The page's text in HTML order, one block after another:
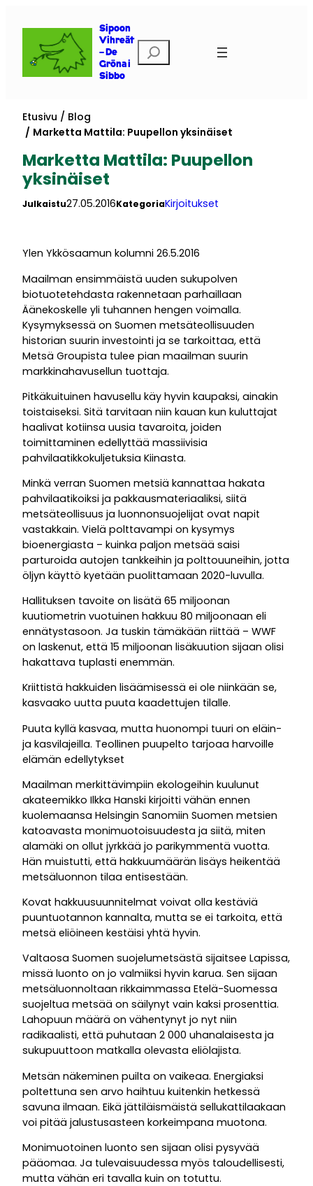
sisältöön
Sipoon
Vihreät
– De
Gröna i
Sibbo
Etsi
Etusivu
Blog
Marketta Mattila: Puupellon yksinäiset
Marketta Mattila: Puupellon
yksinäiset
Julkaistu27.05.2016KategoriaKirjoitukset
Ylen Ykkösaamun kolumni 26.5.2016
Maailman ensimmäistä uuden sukupolven
biotuotetehdasta rakennetaan parhaillaan
Äänekoskelle yli tuhannen hengen voimalla.
Kysymyksessä on Suomen metsäteollisuuden
historian suurin investointi ja se tarkoittaa, että
Metsä Groupista tulee pian maailman suurin
markkinahavusellun tuottaja.
Pitkäkuituinen havusellu käy hyvin kaupaksi, ainakin
toistaiseksi. Sitä tarvitaan niin kauan kun kuluttajat
haalivat kotiinsa uusia tavaroita, joiden
toimittaminen edellyttää massiivisia
pahvilaatikkokuljetuksia Kiinasta.
Minkä verran Suomen metsiä kannattaa hakata
pahvilaatikoiksi ja pakkausmateriaaliksi, siitä
metsäteollisuus ja luonnonsuojelijat ovat napit
vastakkain. Vielä polttavampi on kysymys
bioenergiasta – kuinka paljon metsää saisi
parturoida autojen tankkeihin ja polttouuneihin, jotta
öljyn käyttö kyetään puolittamaan 2020-luvulla.
Hallituksen tavoite on lisätä 65 miljoonan
kuutiometrin vuotuinen hakkuu 80 miljoonaan eli
ennätystasoon. Ja tuskin tämäkään riittää – WWF
on laskenut, että 15 miljoonan lisäkuution sijaan olisi
hakattava tuplasti enemmän.
Kriittistä hakkuiden lisäämisessä ei ole niinkään se,
kasvaako uutta puuta kaadettujen tilalle.
Puuta kyllä kasvaa, mutta huonompi tuuri on eläin-
ja kasvilajeilla. Teollinen puupelto tarjoaa harvoille
elämän edellytykset
Maailman merkittävimpiin ekologeihin kuulunut
akateemikko Ilkka Hanski kirjoitti vähän ennen
kuolemaansa Helsingin Sanomiin Suomen metsien
katoavasta monimuotoisuudesta ja siitä, miten
alamäki on ollut jyrkkää jo parikymmentä vuotta.
Hän muistutti, että hakkuumäärän lisäys heikentää
metsäluonnon tilaa entisestään.
Kovat hakkuusuunnitelmat voivat olla kestäviä
puuntuotannon kannalta, mutta se ei tarkoita, että
metsä eliöineen kestäisi yhtä hyvin.
Valtaosa Suomen suojelumetsästä sijaitsee Lapissa,
missä luonto on jo valmiiksi hyvin karua. Sen sijaan
metsäluonnoltaan rikkaimmassa Etelä-Suomessa
suojeltua metsää on säilynyt vain kaksi prosenttia.
Lahopuun määrä on vähentynyt jo nyt niin
radikaalisti, että puhutaan 2 000 uhanalaisesta ja
sukupuuttoon matkalla olevasta eliölajista.
Metsän näkeminen puilta on vaikeaa. Energiaksi
poltettuna sen arvo haihtuu kuitenkin hetkessä
savuna ilmaan. Eikä jättiläismäistä sellukattilaakaan
voi pitää jalustusasteen korkeimpana muotona.
Monimuotoinen luonto sen sijaan olisi pysyvää
pääomaa. Ja tulevaisuudessa myös taloudellisesti,
mutta vähän eri tavalla kuin on totuttu.